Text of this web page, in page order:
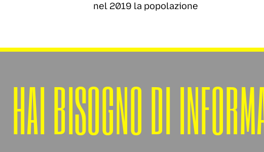
nel 2019 la popolazione
HAI BISOGNO DI